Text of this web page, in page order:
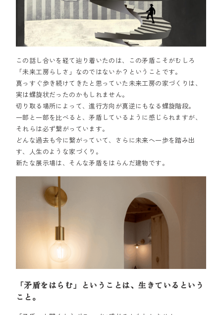
この話し合いを経て辿り着いたのは、この矛盾こそがむしろ
「未来工房らしさ」なのではないか？ということです。
真っすぐ歩き続けてきたと思っていた未来工房の家づくりは、
実は螺旋状だったのかもしれません。
切り取る場所によって、進行方向が真逆にもなる螺旋階段。
一部と一部を比べると、矛盾しているように感じられますが、
それらは必ず繋がっています。
どんな過去も今に繋がっていて、さらに未来へ一歩を踏み出
す、人生のような家づくり。
新たな展示場は、そんな矛盾をはらんだ建物です。
「矛盾をはらむ」ということは、生きているという
こと。